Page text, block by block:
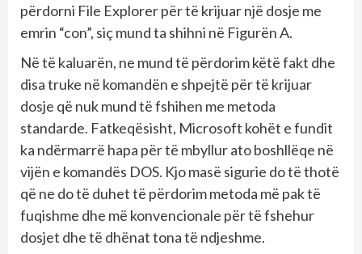
përdorni File Explorer për të krijuar një dosje me
emrin “con”, siç mund ta shihni në Figurën A.
Në të kaluarën, ne mund të përdorim këtë fakt dhe
disa truke në komandën e shpejtë për të krijuar
dosje që nuk mund të fshihen me metoda
standarde. Fatkeqësisht, Microsoft kohët e fundit
ka ndërmarrë hapa për të mbyllur ato boshllëqe në
vijën e komandës DOS. Kjo masë sigurie do të thotë
që ne do të duhet të përdorim metoda më pak të
fuqishme dhe më konvencionale për të fshehur
dosjet dhe të dhënat tona të ndjeshme.